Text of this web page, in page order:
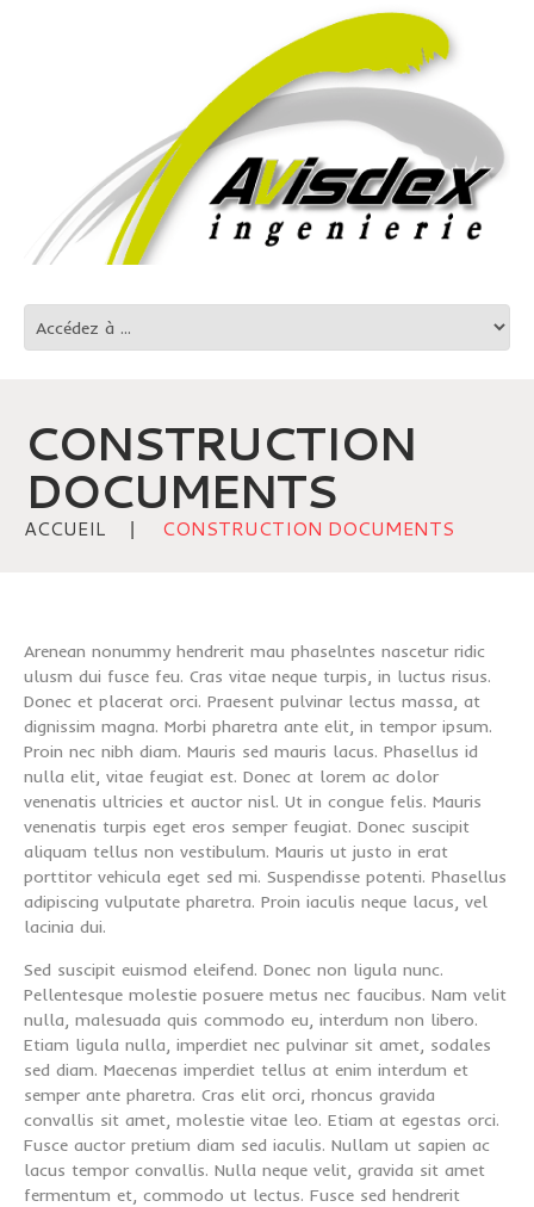
CONSTRUCTION
DOCUMENTS
ACCUEIL CONSTRUCTION DOCUMENTS
Arenean nonummy hendrerit mau phaselntes nascetur ridic
ulusm dui fusce feu. Cras vitae neque turpis, in luctus risus.
Donec et placerat orci. Praesent pulvinar lectus massa, at
dignissim magna. Morbi pharetra ante elit, in tempor ipsum.
Proin nec nibh diam. Mauris sed mauris lacus. Phasellus id
nulla elit, vitae feugiat est. Donec at lorem ac dolor
venenatis ultricies et auctor nisl. Ut in congue felis. Mauris
venenatis turpis eget eros semper feugiat. Donec suscipit
aliquam tellus non vestibulum. Mauris ut justo in erat
porttitor vehicula eget sed mi. Suspendisse potenti. Phasellus
adipiscing vulputate pharetra. Proin iaculis neque lacus, vel
lacinia dui.
Sed suscipit euismod eleifend. Donec non ligula nunc.
Pellentesque molestie posuere metus nec faucibus. Nam velit
nulla, malesuada quis commodo eu, interdum non libero.
Etiam ligula nulla, imperdiet nec pulvinar sit amet, sodales
sed diam. Maecenas imperdiet tellus at enim interdum et
semper ante pharetra. Cras elit orci, rhoncus gravida
convallis sit amet, molestie vitae leo. Etiam at egestas orci.
Fusce auctor pretium diam sed iaculis. Nullam ut sapien ac
lacus tempor convallis. Nulla neque velit, gravida sit amet
fermentum et, commodo ut lectus. Fusce sed hendrerit